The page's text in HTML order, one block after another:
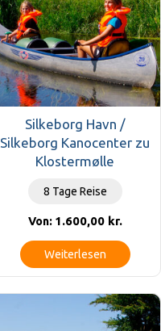
Silkeborg Havn /
Silkeborg Kanocenter zu
Klostermølle
8 Tage Reise
Von: 1.600,00 kr.
Weiterlesen